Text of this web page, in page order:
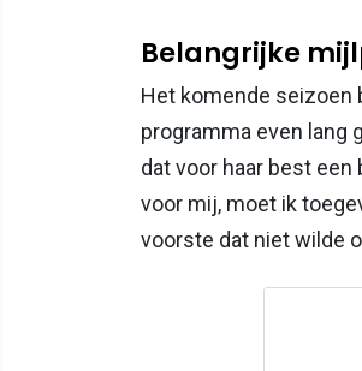
Belangrijke
Het komende seizoen
programma even lang
dat voor haar best
voor mij, moet ik
voorste dat niet wilde